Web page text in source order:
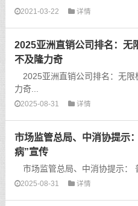
准。各地要坚持既尽力而为、又
2021-03-22 详情
2025亚洲直销公司排名：无
不及隆力奇
2025亚洲直销公司排名：无限
力奇...
2025-08-31 详情
市场监管总局、中消协提示
病”宣传
市场监管总局、中消协提示：
2025-08-31 详情